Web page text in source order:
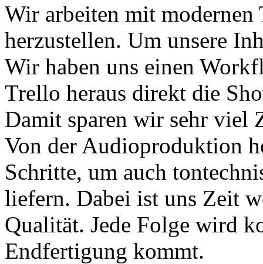
Wir arbeiten mit modernen
herzustellen. Um unsere
Wir haben uns einen
Trello heraus direkt die
Damit sparen wir sehr viel
Von der Audioproduktion
Schritte, um auch
liefern. Dabei ist uns Zeit
Qualität. Jede Folge wird
Endfertigung kommt.